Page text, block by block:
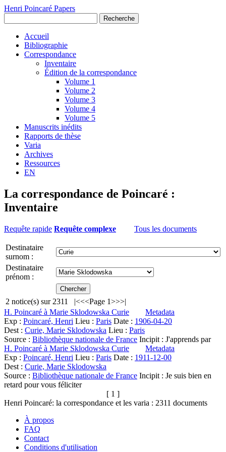
Henri Poincaré Papers
Recherche
Accueil
Bibliographie
Correspondance
Inventaire
Édition de la correspondance
Volume 1
Volume 2
Volume 3
Volume 4
Volume 5
Manuscrits inédits
Rapports de thèse
Varia
Archives
Ressources
EN
La correspondance de Poincaré :
Inventaire
Requête rapide Requête complexe Tous les documents
Destinataire
surnom :
Destinataire
prénom :
2 notice(s) sur 2311 |<<<Page 1>>>|
H. Poincaré à Marie Sklodowska Curie
Metadata
Exp : Poincaré, Henri Lieu : Paris Date : 1906-04-20
Dest : Curie, Marie Sklodowska Lieu : Paris
Source : Bibliothèque nationale de France Incipit : J'apprends par
H. Poincaré à Marie Sklodowska Curie
Metadata
Exp : Poincaré, Henri Lieu : Paris Date : 1911-12-00
Dest : Curie, Marie Sklodowska
Source : Bibliothèque nationale de France Incipit : Je suis bien en
retard pour vous féliciter
[ 1 ]
Henri Poincaré: la correspondance et les varia : 2311 documents
À propos
FAQ
Contact
Conditions d'utilisation